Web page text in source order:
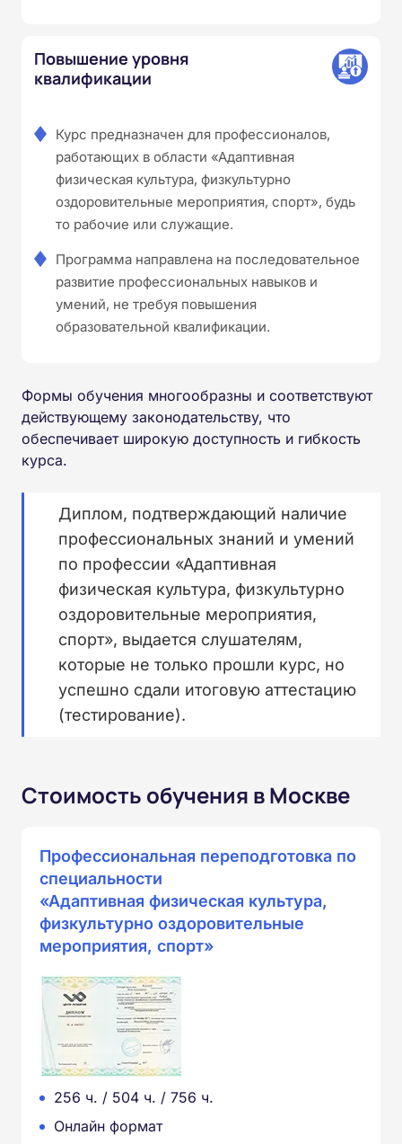
Повышение уровня
квалификации
Курс предназначен для профессионалов,
работающих в области «Адаптивная
физическая культура, физкультурно
оздоровительные мероприятия, спорт», будь
то рабочие или служащие.
Программа направлена на последовательное
развитие профессиональных навыков и
умений, не требуя повышения
образовательной квалификации.
Формы обучения многообразны и соответствуют
действующему законодательству, что
обеспечивает широкую доступность и гибкость
курса.
Диплом, подтверждающий наличие
профессиональных знаний и умений
по профессии «Адаптивная
физическая культура, физкультурно
оздоровительные мероприятия,
спорт», выдается слушателям,
которые не только прошли курс, но
успешно сдали итоговую аттестацию
(тестирование).
Стоимость обучения в Москве
Профессиональная переподготовка по
специальности
«Адаптивная физическая культура,
физкультурно оздоровительные
мероприятия, спорт»
256 ч. / 504 ч. / 756 ч.
Онлайн формат